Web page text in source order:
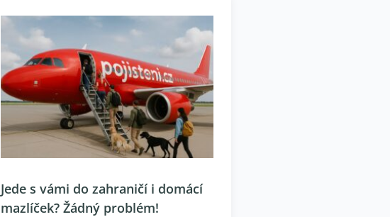
Jede s vámi do zahraničí i domácí
mazlíček? Žádný problém!